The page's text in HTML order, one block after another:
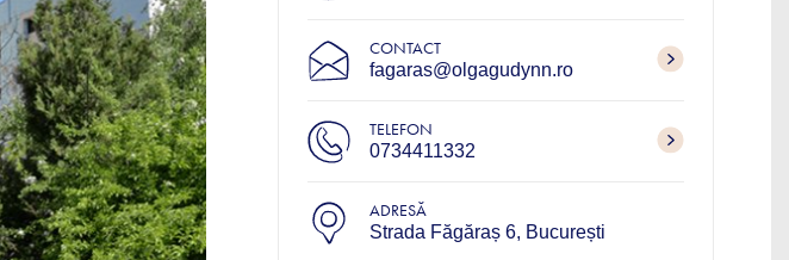
CONTACT
fagaras@olgagudynn.ro
TELEFON
0734411332
ADRESĂ
Strada Făgăraș 6, București